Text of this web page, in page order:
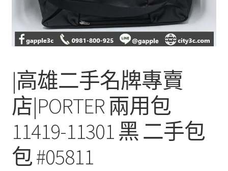
|高雄二手名牌專賣
店|PORTER 兩用包
11419-11301 黑 二手包
包 #05811